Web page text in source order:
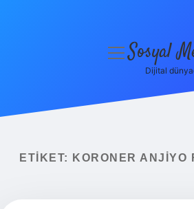
Yasal Uyarı
menüyüSosyal
Dijital
ETIKET: KORONER ANJIYO